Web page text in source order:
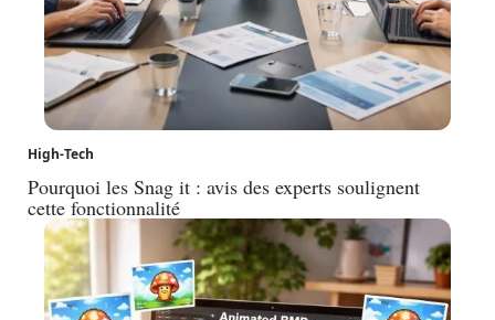
High-Tech
Pourquoi les Snag it : avis des experts soulignent
cette fonctionnalité